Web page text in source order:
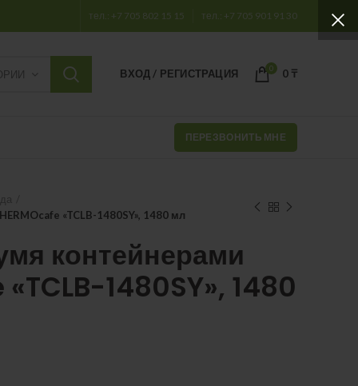
тел.: +7 705 802 15 15 тел.: +7 705 901 91 30
ВХОД / РЕГИСТРАЦИЯ 0 0 ₸
ПЕРЕЗВОНИТЬ МНЕ
«TCLB-1480SY», 1480 мл
контейнерами
«TCLB-1480SY», 1480